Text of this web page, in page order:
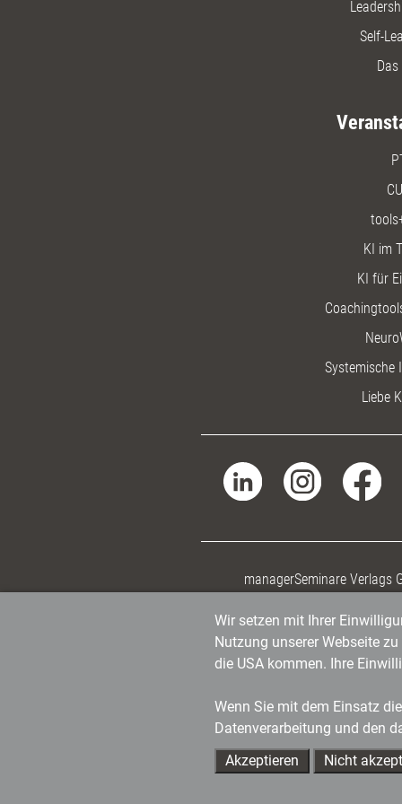
Self-
KI im
KI für
Systemische
Liebe
managerSeminare Verlags
Wir setzen mit Ihrer
Nutzung unserer Webseite
die USA kommen. Ihre
Wenn Sie mit dem Einsatz
Datenverarbeitung und den
Akzeptieren
Nicht